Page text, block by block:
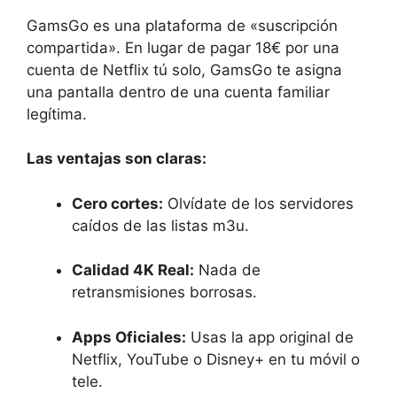
GamsGo es una plataforma de «suscripción
compartida». En lugar de pagar 18€ por una
cuenta de Netflix tú solo, GamsGo te asigna
una pantalla dentro de una cuenta familiar
legítima.
Las ventajas son claras:
Cero cortes: Olvídate de los servidores
caídos de las listas m3u.
Calidad 4K Real: Nada de
retransmisiones borrosas.
Apps Oficiales: Usas la app original de
Netflix, YouTube o Disney+ en tu móvil o
tele.